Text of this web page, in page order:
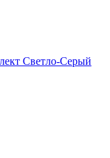
Светло-Серый